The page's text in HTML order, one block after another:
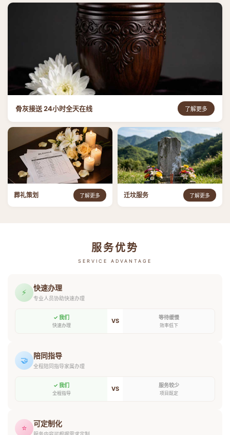
骨灰接送 24小时全天在线 了解更多
葬礼策划 了解更多 迁坟服务 了解更多
服务优势
SERVICE ADVANTAGE
⚡ 快速办理
专业人员协助快速办理
✓ 我们
快速办理
VS 等待缓慢
效率低下
🤝 陪同指导
全程陪同指导家属办理
✓ 我们
全程指导
VS 服务较少
项目既定
⭐ 可定制化